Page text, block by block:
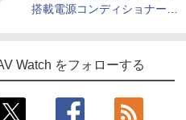
搭載電源コンディショナー
Watch をフォローする